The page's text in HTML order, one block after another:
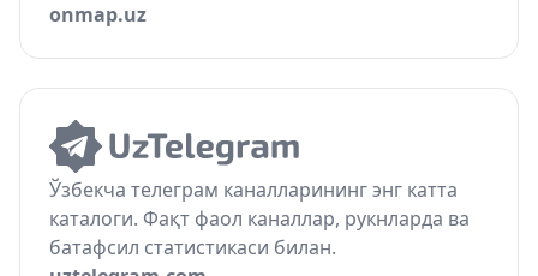
onmap.uz
Ўзбекча телеграм каналларининг энг катта
каталоги. Фақт фаол каналлар, рукнларда ва
батафсил статистикаси билан.